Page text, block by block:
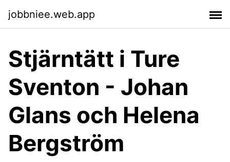
jobbniee.web.app
Stjärntätt i Ture
Sventon - Johan
Glans och Helena
Bergström